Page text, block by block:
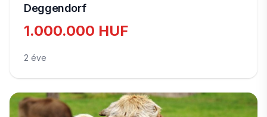
Deggendorf
1.000.000 HUF
2 éve